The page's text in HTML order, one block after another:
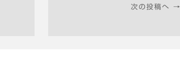
次の投稿へ →